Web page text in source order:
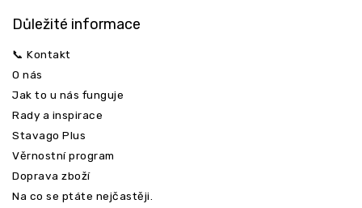
Důležité informace
📞 Kontakt
O nás
Jak to u nás funguje
Rady a inspirace
Stavago Plus
Věrnostní program
Doprava zboží
Na co se ptáte nejčastěji.